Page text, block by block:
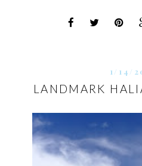
1/14/
LANDMARK